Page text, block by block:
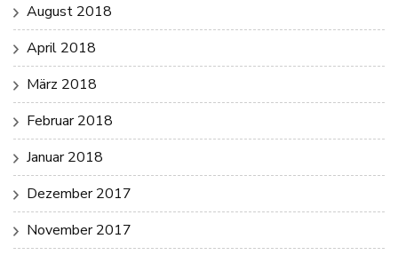
August 2018
April 2018
März 2018
Februar 2018
Januar 2018
Dezember 2017
November 2017